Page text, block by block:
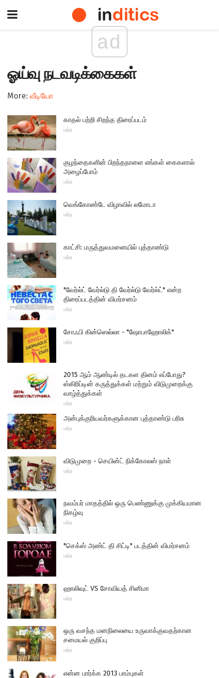
ad
ஓய்வு நடவடிக்கைகள்
More: வீடியோ
காதல் பற்றி சிறந்த திரைப்படம்
மற்ற
குழந்தைகளின் பிறந்தநாளை எங்கள் கைகளால்
அழைப்போம்
மற்ற
வெங்கோண்டே விழாவில் லமோடா
மற்ற
காட்சி: மருத்துவமனையில் புத்தாண்டு
மற்ற
"வேர்ல்ட் வேர்ல்டு தி வேர்ல்டு வேர்ல்ட்" என்ற
திரைப்படத்தின் விமர்சனம்
மற்ற
சோஃபி கின்ஸெல்லா - "ஷோபாஹோலிக்"
மற்ற
2015 ஆம் ஆண்டில் தடகள தினம் எப்போது?
ஸ்கிரிப்டின் கருத்துக்கள் மற்றும் விடுமுறைக்கு
வாழ்த்துக்கள்
மற்ற
அன்புக்குரியவர்களுக்கான புத்தாண்டு பரிசு
மற்ற
விடுமுறை - செயின்ட் நிக்கோலஸ் நாள்
மற்ற
நவம்பர் மாதத்தில் ஒரு பெண்ணுக்கு முக்கியமான
நிகழ்வு
மற்ற
"செக்ஸ் அண்ட் தி சிட்டி" படத்தின் விமர்சனம்
மற்ற
ஹாலிவுட் VS சோவியத் சினிமா
மற்ற
ஒரு வசந்த மனநிலையை உருவாக்குவதற்கான
சமையல் குறிப்பு
மற்ற
என்ன பார்க்க 2013 பாம்புகள்